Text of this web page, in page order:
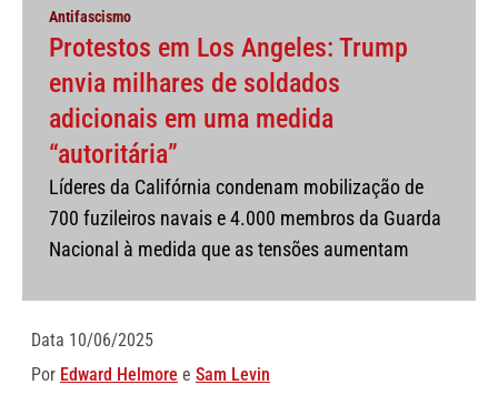
Antifascismo
Protestos em Los Angeles: Trump
envia milhares de soldados
adicionais em uma medida
“autoritária”
Líderes da Califórnia condenam mobilização de
700 fuzileiros navais e 4.000 membros da Guarda
Nacional à medida que as tensões aumentam
Data 10/06/2025
Por Edward Helmore e Sam Levin